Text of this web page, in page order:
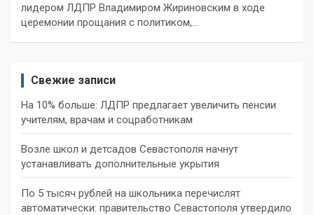
лидером ЛДПР Владимиром Жириновским в ходе
церемонии прощания с политиком,…
Свежие записи
На 10% больше: ЛДПР предлагает увеличить пенсии
учителям, врачам и соцработникам
Возле школ и детсадов Севастополя начнут
устанавливать дополнительные укрытия
По 5 тысяч рублей на школьника перечислят
автоматически: правительство Севастополя утвердило